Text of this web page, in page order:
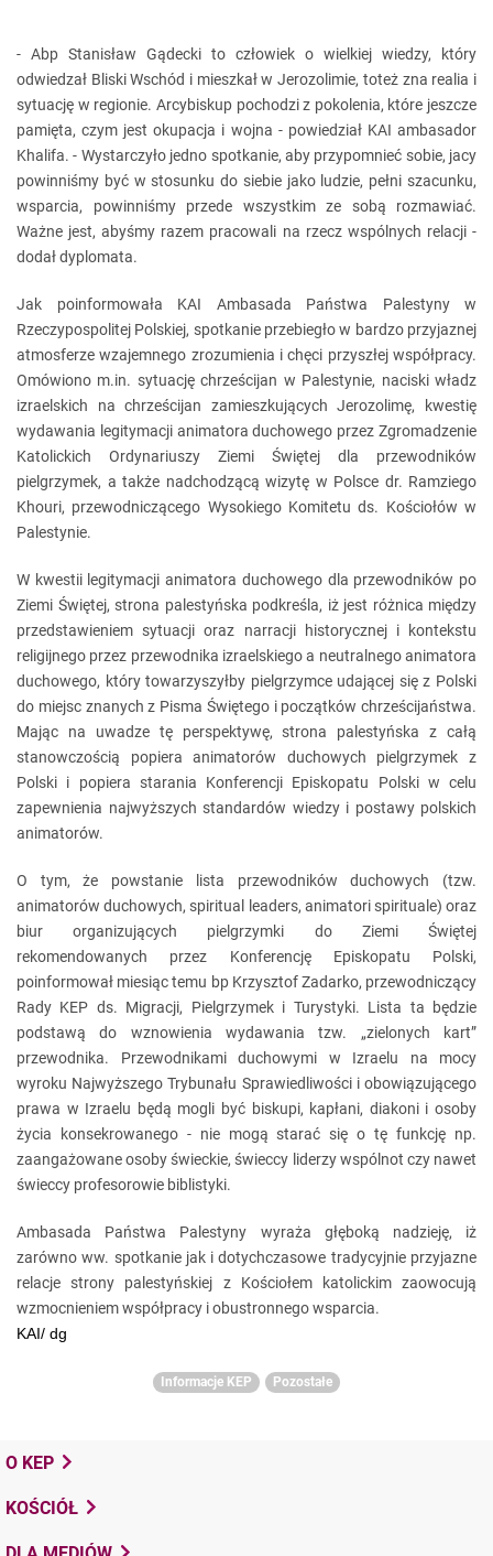
- Abp Stanisław Gądecki to człowiek o wielkiej wiedzy, który
odwiedzał Bliski Wschód i mieszkał w Jerozolimie, toteż zna realia i
sytuację w regionie. Arcybiskup pochodzi z pokolenia, które jeszcze
pamięta, czym jest okupacja i wojna - powiedział KAI ambasador
Khalifa. - Wystarczyło jedno spotkanie, aby przypomnieć sobie, jacy
powinniśmy być w stosunku do siebie jako ludzie, pełni szacunku,
wsparcia, powinniśmy przede wszystkim ze sobą rozmawiać.
Ważne jest, abyśmy razem pracowali na rzecz wspólnych relacji -
dodał dyplomata.
Jak poinformowała KAI Ambasada Państwa Palestyny w
Rzeczypospolitej Polskiej, spotkanie przebiegło w bardzo przyjaznej
atmosferze wzajemnego zrozumienia i chęci przyszłej współpracy.
Omówiono m.in. sytuację chrześcijan w Palestynie, naciski władz
izraelskich na chrześcijan zamieszkujących Jerozolimę, kwestię
wydawania legitymacji animatora duchowego przez Zgromadzenie
Katolickich Ordynariuszy Ziemi Świętej dla przewodników
pielgrzymek, a także nadchodzącą wizytę w Polsce dr. Ramziego
Khouri, przewodniczącego Wysokiego Komitetu ds. Kościołów w
Palestynie.
W kwestii legitymacji animatora duchowego dla przewodników po
Ziemi Świętej, strona palestyńska podkreśla, iż jest różnica między
przedstawieniem sytuacji oraz narracji historycznej i kontekstu
religijnego przez przewodnika izraelskiego a neutralnego animatora
duchowego, który towarzyszyłby pielgrzymce udającej się z Polski
do miejsc znanych z Pisma Świętego i początków chrześcijaństwa.
Mając na uwadze tę perspektywę, strona palestyńska z całą
stanowczością popiera animatorów duchowych pielgrzymek z
Polski i popiera starania Konferencji Episkopatu Polski w celu
zapewnienia najwyższych standardów wiedzy i postawy polskich
animatorów.
O tym, że powstanie lista przewodników duchowych (tzw.
animatorów duchowych, spiritual leaders, animatori spirituale) oraz
biur organizujących pielgrzymki do Ziemi Świętej
rekomendowanych przez Konferencję Episkopatu Polski,
poinformował miesiąc temu bp Krzysztof Zadarko, przewodniczący
Rady KEP ds. Migracji, Pielgrzymek i Turystyki. Lista ta będzie
podstawą do wznowienia wydawania tzw. „zielonych kart”
przewodnika. Przewodnikami duchowymi w Izraelu na mocy
wyroku Najwyższego Trybunału Sprawiedliwości i obowiązującego
prawa w Izraelu będą mogli być biskupi, kapłani, diakoni i osoby
życia konsekrowanego - nie mogą starać się o tę funkcję np.
zaangażowane osoby świeckie, świeccy liderzy wspólnot czy nawet
świeccy profesorowie biblistyki.
Ambasada Państwa Palestyny wyraża głęboką nadzieję, iż
zarówno ww. spotkanie jak i dotychczasowe tradycyjnie przyjazne
relacje strony palestyńskiej z Kościołem katolickim zaowocują
wzmocnieniem współpracy i obustronnego wsparcia.
KAI/ dg
Informacje KEP Pozostałe
O KEP
KOŚCIÓŁ